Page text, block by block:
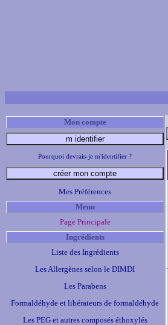
Mon compte
Pourquoi devrais-je m'identifier ?
Mes Préférences
Menu
Page Principale
Ingrédients
Liste des Ingrédients
Les Allergènes selon le DIMDI
Les Parabens
Formaldéhyde et libérateurs de formaldéhyde
Les PEG et autres composés éthoxylés